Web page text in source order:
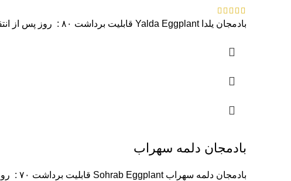
بادمجان یلدا Yalda Eggplant قابلیت برداشت ۸۰ : روز پس از انتقال نشاء شکل میوه : کشیده با قطر کم،
بادمجان دلمه سهراب
بادمجان دلمه سهراب Sohrab Eggplant قابلیت برداشت ۷۰ : روز پس از انتقال نشاء شکل میوه : بسیار مدور و